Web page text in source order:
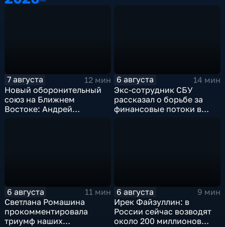
7 августа
12 мин
Новый оборонительный
союз на Ближнем
Востоке: Андрей
6 августа
14 мин
Экс-сотрудник СБУ
рассказал о борьбе за
финансовые потоки в
6 августа
11 мин
Светлана Ромашина
прокомментировала
триумф наших
6 августа
9 мин
Ирек Файзуллин: в
России сейчас возводят
около 200 миллионов